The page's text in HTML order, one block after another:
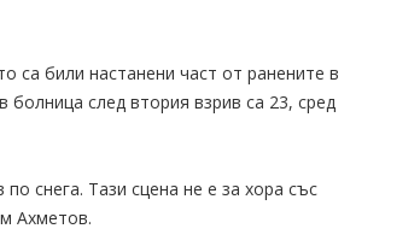
са били настанени част от ранените в
след втория взрив са 23, сред
снега. Тази сцена не е за хора със
Ахметов.